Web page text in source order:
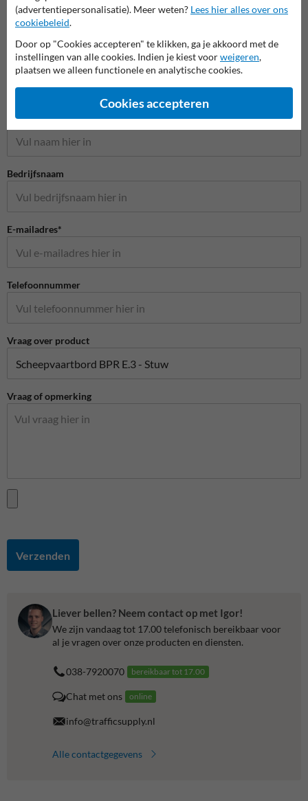
Stel je vraag aan Scheepvaartbord.nl
Naam*
Bedrijfsnaam
E-mailadres*
Telefoonnummer
Vraag over product
Vraag of opmerking
Verzenden
Liever bellen? Neem contact op met Igor!
We zijn vandaag tot 17.00 telefonisch bereikbaar voor
al je vragen over onze producten en diensten.
038-7920070 bereikbaar tot 17.00
Chat met ons online
info@trafficsupply.nl
Alle contactgegevens
(advertentiepersonalisatie). Meer weten? Lees hier alles over ons
cookiebeleid.
Door op "Cookies accepteren" te klikken, ga je akkoord met de
instellingen van alle cookies. Indien je kiest voorweigeren,
plaatsen we alleen functionele en analytische cookies.
Cookies accepteren